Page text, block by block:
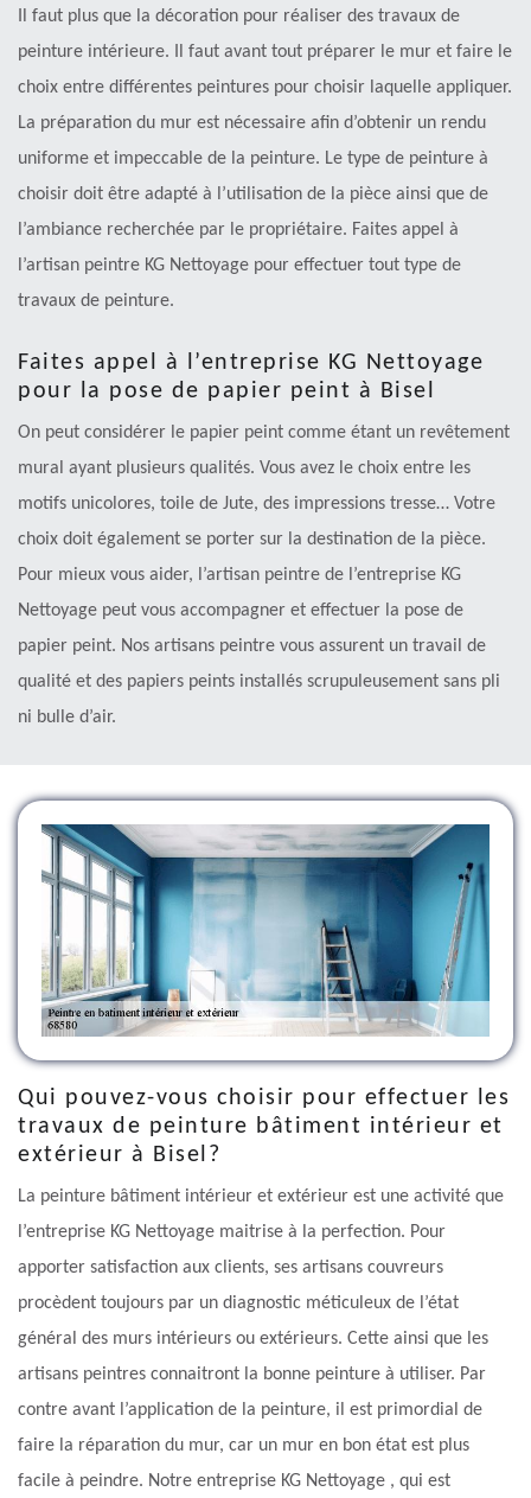
Il faut plus que la décoration pour réaliser des travaux de
peinture intérieure. Il faut avant tout préparer le mur et faire le
choix entre différentes peintures pour choisir laquelle appliquer.
La préparation du mur est nécessaire afin d’obtenir un rendu
uniforme et impeccable de la peinture. Le type de peinture à
choisir doit être adapté à l’utilisation de la pièce ainsi que de
l’ambiance recherchée par le propriétaire. Faites appel à
l’artisan peintre KG Nettoyage pour effectuer tout type de
travaux de peinture.
Faites appel à l’entreprise KG Nettoyage
pour la pose de papier peint à Bisel
On peut considérer le papier peint comme étant un revêtement
mural ayant plusieurs qualités. Vous avez le choix entre les
motifs unicolores, toile de Jute, des impressions tresse… Votre
choix doit également se porter sur la destination de la pièce.
Pour mieux vous aider, l’artisan peintre de l’entreprise KG
Nettoyage peut vous accompagner et effectuer la pose de
papier peint. Nos artisans peintre vous assurent un travail de
qualité et des papiers peints installés scrupuleusement sans pli
ni bulle d’air.
Qui pouvez-vous choisir pour effectuer les
travaux de peinture bâtiment intérieur et
extérieur à Bisel?
La peinture bâtiment intérieur et extérieur est une activité que
l’entreprise KG Nettoyage maitrise à la perfection. Pour
apporter satisfaction aux clients, ses artisans couvreurs
procèdent toujours par un diagnostic méticuleux de l’état
général des murs intérieurs ou extérieurs. Cette ainsi que les
artisans peintres connaitront la bonne peinture à utiliser. Par
contre avant l’application de la peinture, il est primordial de
faire la réparation du mur, car un mur en bon état est plus
facile à peindre. Notre entreprise KG Nettoyage , qui est